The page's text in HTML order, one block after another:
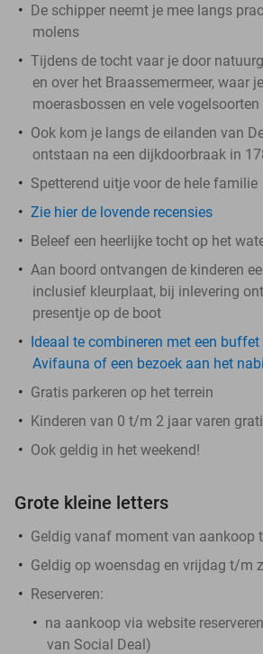
De schipper neemt je mee langs
molens
Tijdens de tocht vaar je door
en over het Braassemermeer, waar
moerasbossen en vele
Ook kom je langs de eilanden van
ontstaan na een dijkdoorbraak in
Spetterend uitje voor de hele familie
Zie hier de lovende recensies
Beleef een heerlijke tocht op het
Aan boord ontvangen de kinderen
inclusief kleurplaat, bij inlevering
presentje op de boot
Ideaal te combineren met een
Avifauna of een bezoek aan het
Gratis parkeren op het terrein
Kinderen van 0 t/m 2 jaar varen
Ook geldig in het weekend!
Grote kleine letters
Geldig vanaf moment van aankoop
Geldig op woensdag en vrijdag t/m
Reserveren:
na aankoop via website
van Social Deal)